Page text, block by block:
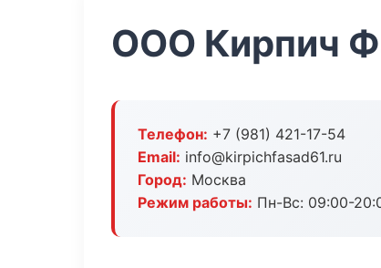
ООО Кирпич
Телефон: +7 (981) 421-17-54
Email: info@kirpichfasad61.ru
Город: Москва
Режим работы: Пн-Вс: 09:00-